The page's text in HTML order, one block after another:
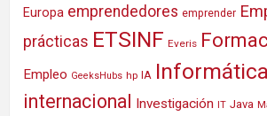
Europa emprendedores emprender
prácticas ETSINF Everis
Empleo GeeksHubs hp IA Informática
internacional Investigación IT Java